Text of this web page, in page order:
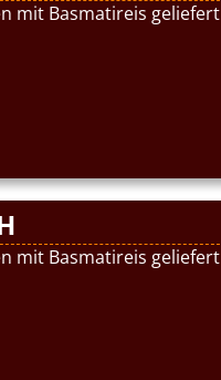
mit Basmatireis geliefert
mit Basmatireis geliefert